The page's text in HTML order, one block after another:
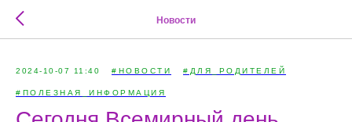
Новости
2024-10-07 11:40 #НОВОСТИ #ДЛЯ_РОДИТЕЛЕЙ
#ПОЛЕЗНАЯ_ИНФОРМАЦИЯ